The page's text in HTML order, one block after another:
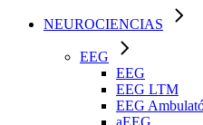
NEUROCIENCIAS
EEG
EEG
EEG LTM
EEG
aEEG